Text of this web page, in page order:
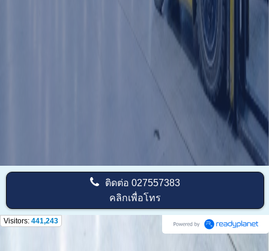
ติดต่อ 027557383
คลิกเพื่อโทร
Visitors: 441,243